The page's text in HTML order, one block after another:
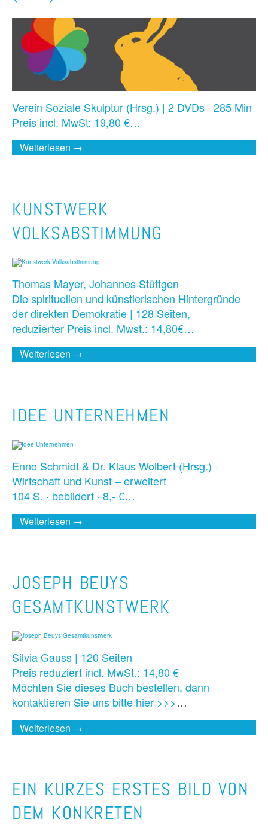
Verein Soziale Skulptur (Hrsg.) | 2 DVDs · 285 Min
Preis incl. MwSt: 19,80 €…
Weiterlesen →
KUNSTWERK
VOLKSABSTIMMUNG
Thomas Mayer, Johannes Stüttgen
Die spirituellen und künstlerischen Hintergründe
der direkten Demokratie | 128 Seiten,
reduzierter Preis incl. Mwst.: 14,80€…
Weiterlesen →
IDEE UNTERNEHMEN
Enno Schmidt & Dr. Klaus Wolbert (Hrsg.)
Wirtschaft und Kunst – erweitert
104 S. · bebildert · 8,- €…
Weiterlesen →
JOSEPH BEUYS
GESAMTKUNSTWERK
Silvia Gauss | 120 Seiten
Preis reduziert incl. MwSt.: 14,80 €
Möchten Sie dieses Buch bestellen, dann
kontaktieren Sie uns bitte hier >>>…
Weiterlesen →
EIN KURZES ERSTES BILD VON
DEM KONKRETEN